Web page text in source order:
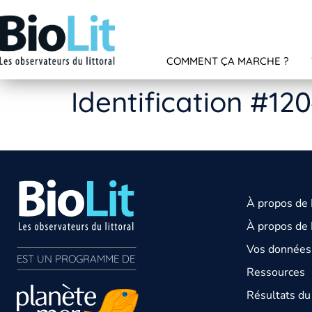
COMMENT ÇA MARCHE ?
Identification
EST UN PROGRAMME DE
À propos de
À propos de
Vos
Ressources
Résultats